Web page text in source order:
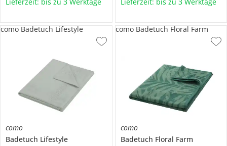
como
Badetuch Lifestyle
como Badetuch Lifestyle
como
Badetuch Floral Farm
como Badetuch Floral Farm